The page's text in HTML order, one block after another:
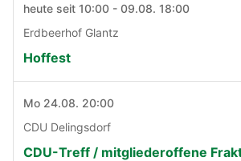
heute seit 10:00 - 09.08. 18:00
Erdbeerhof Glantz
Hoffest
Mo 24.08. 20:00
CDU Delingsdorf
CDU-Treff / mitgliederoffene